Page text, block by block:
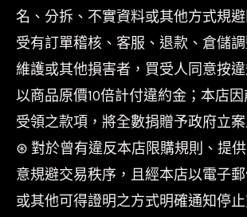
名、分拆、不實資料或其他方式規
受有訂單稽核、客服、退款、倉儲
維護或其他損害者，買受人同意按
以商品原價10倍計付違約金；本店
受領之款項，將全數捐贈予政府立案
⊛ 對於曾有違反本店限購規則、提
意規避交易秩序，且經本店以電子
或其他可得證明之方式明確通知停